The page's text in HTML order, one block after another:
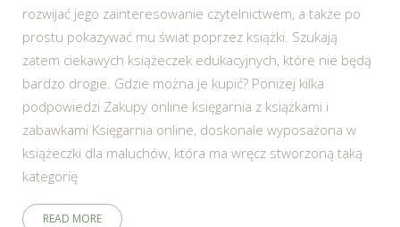
rozwijać jego zainteresowanie czytelnictwem, a także po
prostu pokazywać mu świat poprzez książki. Szukają
zatem ciekawych książeczek edukacyjnych, które nie będą
bardzo drogie. Gdzie można je kupić? Poniżej kilka
podpowiedzi Zakupy online księgarnia z książkami i
zabawkami Księgarnia online, doskonale wyposażona w
książeczki dla maluchów, która ma wręcz stworzoną taką
kategorię
READ MORE